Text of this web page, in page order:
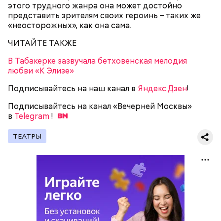
этого трудного жанра она может достойно
представить зрителям своих героинь – таких же
«неосторожных», как она сама.
ЧИТАЙТЕ ТАКЖЕ
В Табакерке зазвучала бетховенская мелодия
любви «К Элизе»
Подписывайтесь на наш канал в Яндекс.Дзен!
Подписывайтесь на канал «Вечерней Москвы»
в Telegram!
ТЕАТРЫ
Мадмартиган, «Уиллоу» (Willow, 1988)
Moving", 1996)